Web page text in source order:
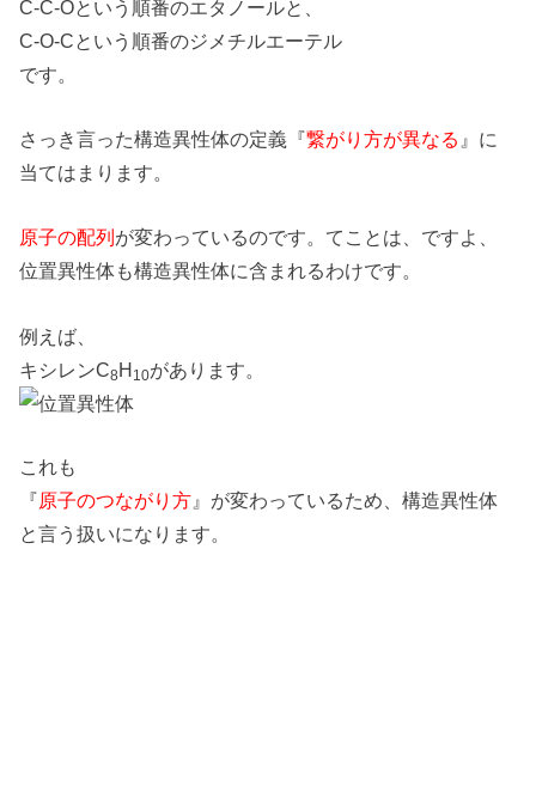
C-C-Oという順番のエタノールと、
C-O-Cという順番のジメチルエーテル
です。
さっき言った構造異性体の定義『繋がり方が異なる 』に
当てはまります。
原子の配列 が変わっているのです。てことは、ですよ、
位置異性体も構造異性体に含まれるわけです。
例えば、
キシレンC8H10があります。
これも
『原子のつながり方 』が変わっているため、構造異性体
と言う扱いになります。